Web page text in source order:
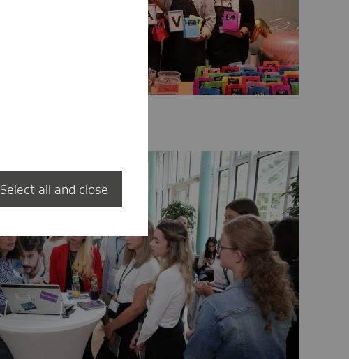
Select all and close